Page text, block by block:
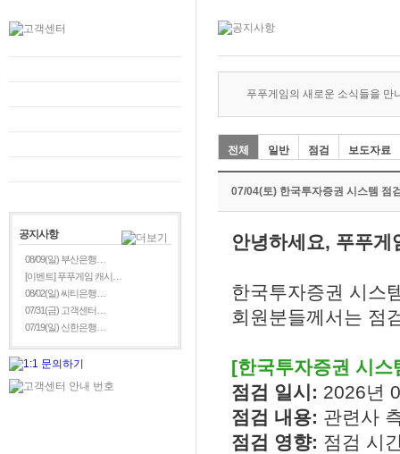
공지사항
08/09(일) 부산은행…
[이벤트] 푸푸게임 캐시…
08/02(일) 씨티은행…
07/31(금) 고객센터…
07/19(일) 신한은행…
푸푸게임의 새로운 소식들을 만
전체 일반 점검 보도자료
07/04(토) 한국투자증권 시스템 점
안녕하세요, 푸푸게
한국투자증권 시스
회원분들께서는 점
[한국투자증권 시스
점검 일시: 2026년
점검 내용: 관련사
점검 영향: 점검 시